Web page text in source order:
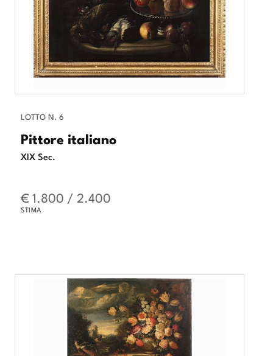
LOTTO N. 6
Pittore italiano
XIX Sec.
€ 1.800 / 2.400
STIMA